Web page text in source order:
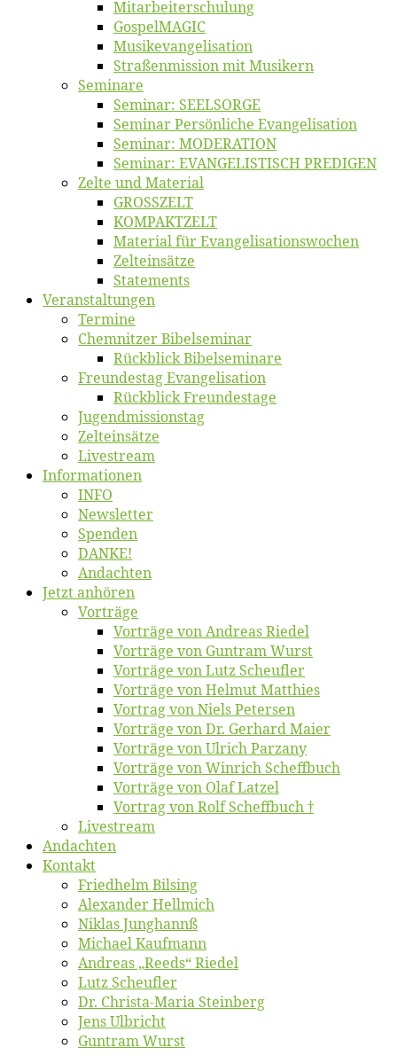
Mitarbeiter­schulung
Gos­pel­MA­GIC
Musikevan­ge­li­sa­tion
Straßenmis­sion mit Musikern
Se­mi­na­re
Se­mi­nar: SEELSORGE
Se­mi­nar Per­sön­li­che Evangelisation
Se­mi­nar: MODERATION
Se­mi­nar: EVANGELISTISCH PREDIGEN
Zel­te und Material
GROSSZELT
KOMPAKTZELT
Ma­te­ri­al für Evangelisationswochen
Zelt­ein­sät­ze
State­ments
Ver­an­stal­tun­gen
Ter­mi­ne
Chemnit­zer Bibelseminar
Rück­blick Bibelseminare
Freun­des­tag Evangelisation
Rück­blick Freundestage
Jugend­mis­sions­tag
Zelt­ein­sät­ze
Live­stream
Informatio­nen
INFO
News­let­ter
Spen­den
DANKE!
An­dach­ten
Jetzt an­hö­ren
Vor­trä­ge
Vor­trä­ge von An­dre­as Riedel
Vor­trä­ge von Gun­tram Wurst
Vor­trä­ge von Lutz Scheufler
Vor­trä­ge von Hel­mut Matthies
Vor­trag von Niels Petersen
Vor­trä­ge von Dr. Ger­hard Maier
Vor­trä­ge von Ul­rich Parzany
Vor­trä­ge von Win­rich Scheffbuch
Vor­trä­ge von Olaf Latzel
Vor­trag von Rolf Scheffbuch †
Live­stream
An­dach­ten
Kon­takt
Fried­helm Bilsing
Alex­an­der Hellmich
Ni­klas Junghannß
Mi­cha­el Kaufmann
An­dre­as „Reeds“ Riedel
Lutz Scheuf­ler
Dr. Chris­­ta-Ma­ria Steinberg
Jens Ulb­richt
Gun­tram Wurst